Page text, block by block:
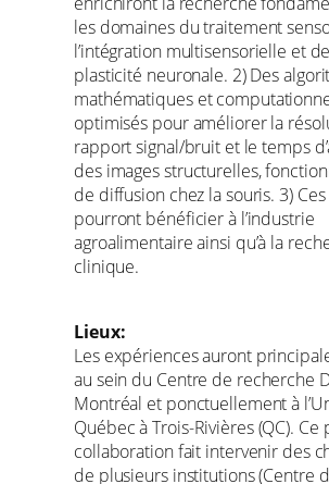
les domaines du traitement
l’intégration multisensorielle et
plasticité neuronale. 2) Des
mathématiques et
optimisés pour améliorer la
rapport signal/bruit et le temps
des images structurelles,
de diffusion chez la souris. 3)
pourront bénéficier à l’industrie
agroalimentaire ainsi qu’à la
clinique.
Lieux:
Les expériences auront
au sein du Centre de recherche
Montréal et ponctuellement à
Québec à Trois-Rivières (QC).
collaboration fait intervenir des
de plusieurs institutions (Centre